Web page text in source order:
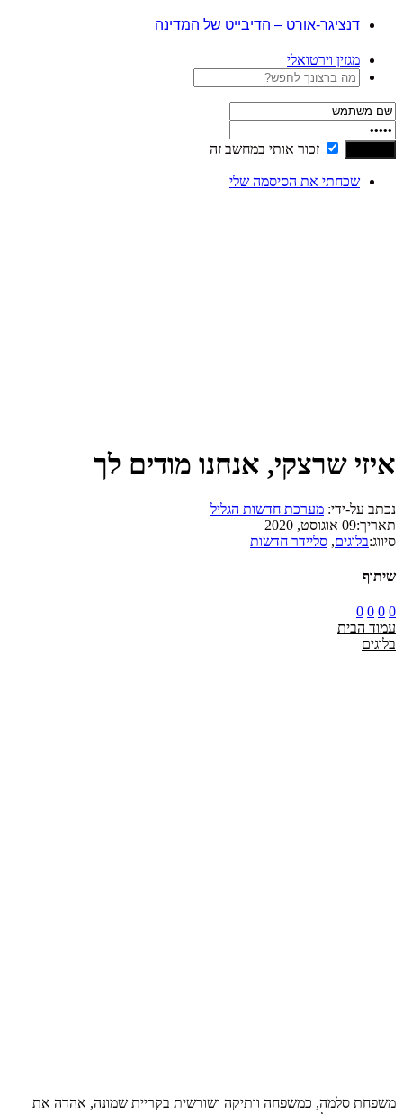
דנציגר-אורט – הדיבייט של המדינה
מגזין וירטואלי
זכור אותי במחשב זה
שכחתי את הסיסמה שלי
איזי שרצקי, אנחנו מודים לך
נכתב על-ידי: מערכת חדשות הגליל
תאריך:09 אוגוסט, 2020
סיווג:בלוגים, סליידר חדשות
שיתוף
0
0
0
0
עמוד הבית
בלוגים
משפחת סלמה, כמשפחה וותיקה ושורשית בקריית שמונה, אהדה את